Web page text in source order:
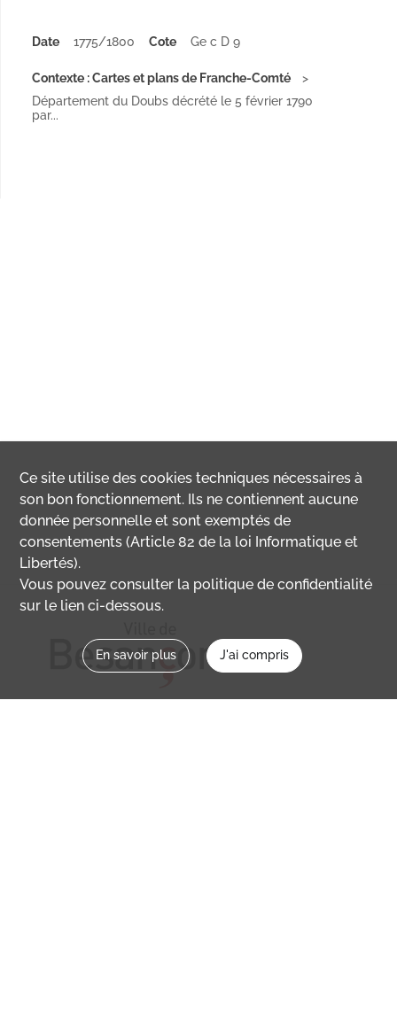
Date 1775/1800 Cote Ge c D 9
Contexte : Cartes et plans de Franche-Comté
Département du Doubs décrété le 5 février 1790
par...
Ce site utilise descookies techniques nécessaires à
son bon fonctionnement. Ils ne contiennent aucune
donnée personnelle et sont exemptés de
consentements (Article 82 de la loi Informatique et
Libertés).
Vous pouvez consulter la politique de confidentialité
sur le lien ci-dessous.
En savoir plus J'ai compris